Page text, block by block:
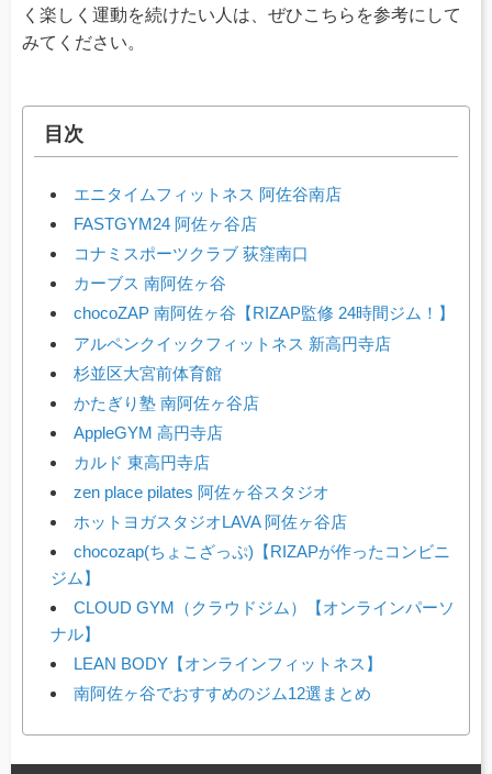
く楽しく運動を続けたい人は、ぜひこちらを参考にして
みてください。
目次
エニタイムフィットネス 阿佐谷南店
FASTGYM24 阿佐ヶ谷店
コナミスポーツクラブ 荻窪南口
カーブス 南阿佐ヶ谷
chocoZAP 南阿佐ヶ谷【RIZAP監修 24時間ジム！】
アルペンクイックフィットネス 新高円寺店
杉並区大宮前体育館
かたぎり塾 南阿佐ヶ谷店
AppleGYM 高円寺店
カルド 東高円寺店
zen place pilates 阿佐ヶ谷スタジオ
ホットヨガスタジオLAVA 阿佐ヶ谷店
chocozap(ちょこざっぷ)【RIZAPが作ったコンビニ
ジム】
CLOUD GYM（クラウドジム）【オンラインパーソ
ナル】
LEAN BODY【オンラインフィットネス】
南阿佐ヶ谷でおすすめのジム12選まとめ